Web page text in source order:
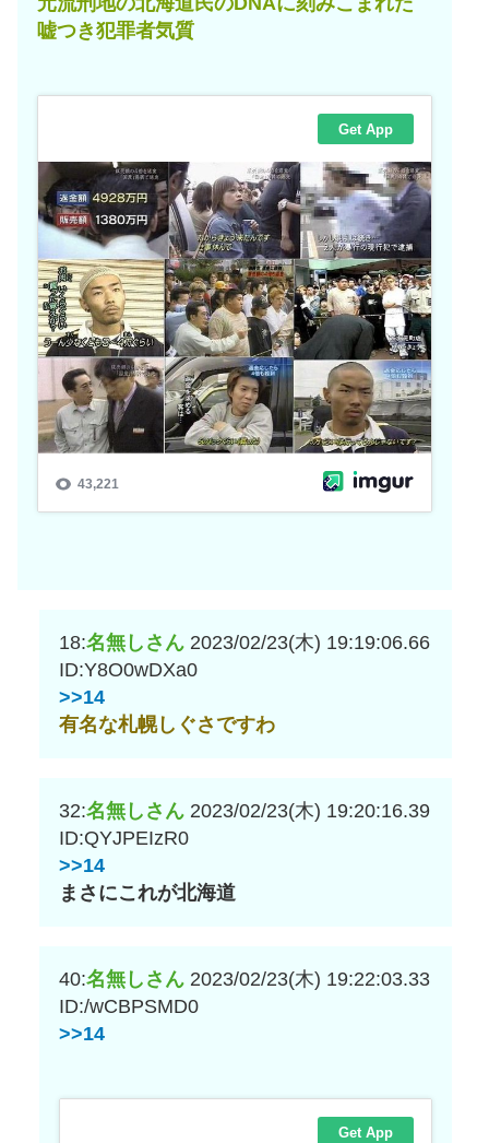
嘘つき犯罪者気質
18:名無しさん 2023/02/23(木) 19:19:06.66
ID:Y8O0wDXa0
>>14
有名な札幌しぐさですわ
32:名無しさん 2023/02/23(木) 19:20:16.39
ID:QYJPEIzR0
>>14
まさにこれが北海道
40:名無しさん 2023/02/23(木) 19:22:03.33
ID:/wCBPSMD0
>>14